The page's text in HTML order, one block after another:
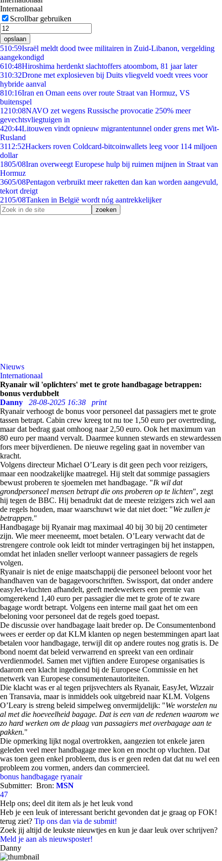
Internationaal
Scrollbar gebruiken
opslaan
510:59Israël meldt dood twee militairen in Zuid-Libanon, vergelding
aangekondigd
610:48Hiroshima herdenkt slachtoffers atoombom, 81 jaar later
310:32Drone met explosieven bij Duits vliegveld voedt vrees voor
hybride aanval
810:16Iran en Oman eens over route Straat van Hormuz, VS
buitenspel
1210:08NAVO zet wegens Russische provocatie 250% meer
gevechtsvliegtuigen in
420:44Litouwen vindt opnieuw migrantentunnel onder grens met Wit-
Rusland
3112:52Hackers roven Coldcard-bitcoinwallets leeg voor 114 miljoen
dollar
1805/08Iran overweegt Europese hulp bij ruimen mijnen in Straat van
Hormuz
3605/08Pentagon verbruikt meer raketten dan kan worden aangevuld,
tekort dreigt
2105/08Tanken in België wordt nóg aantrekkelijker
Nieuws
Internationaal
Ryanair wil 'oplichters' met te grote handbagage betrappen:
bonus verdubbelt
Danny
28-08-2025 16:38
print
Ryanair verhoogt de bonus voor personeel dat passagiers met te grote
tassen betrapt. Cabin crew kreeg tot nu toe 1,50 euro per overtreding,
maar dat bedrag gaat omhoog naar 2,50 euro. Ook het maximum van
80 euro per maand vervalt. Daarmee kunnen stewards en stewardessen
fors meer bijverdienen. De nieuwe regeling gaat in november van
kracht.
Volgens directeur Michael O’Leary is dit geen pech voor reizigers,
maar een noodzakelijke maatregel. Hij stelt dat sommige passagiers
bewust proberen te sjoemelen met handbagage. "Ik wil dat
grondpersoneel mensen betrapt die ons proberen op te lichten", zegt
hij tegen de BBC. Hij benadrukt dat de meeste reizigers zich wel aan
de regels houden, maar waarschuwt wie dat niet doet: "We zullen je
betrappen."
Handbagage bij Ryanair mag maximaal 40 bij 30 bij 20 centimeter
zijn. Wie meer meeneemt, moet betalen. O’Leary verwacht dat de
strengere controle ook leidt tot minder vertragingen bij het instappen,
omdat het inladen sneller verloopt wanneer passagiers de regels
volgen.
Ryanair is niet de enige maatschappij die personeel beloont voor het
handhaven van de bagagevoorschriften. Swissport, dat onder andere
easyJet-vluchten afhandelt, geeft medewerkers een premie van
omgerekend 1,40 euro per passagier die met te grote of te zware
bagage wordt betrapt. Volgens een interne mail gaat het om een
beloning voor personeel dat de regels goed toepast.
De discussie over handbagage laait breder op. De Consumentenbond
wees er eerder op dat KLM klanten op negen bestemmingen apart laat
betalen voor handbagage, terwijl dit op andere routes nog gratis is. De
bond noemt dat beleid verwarrend en spreekt van een ordinair
verdienmodel. Samen met vijftien andere Europese organisaties is
daarom een klacht ingediend bij de Europese Commissie en het
netwerk van Europese consumentenautoriteiten.
Die klacht was er al tegen prijsvechters als Ryanair, EasyJet, Wizzair
en Transavia, maar is inmiddels ook uitgebreid naar KLM. Volgens
O’Leary is streng beleid simpelweg onvermijdelijk: "We worstelen nu
al met die hoeveelheid bagage. Dat is een van de redenen waarom we
zo hard werken om de plaag van passagiers met overbagage aan te
pakken."
Die opmerking lijkt nogal overtrokken, aangezien tot enkele jaren
geleden veel meer handbagage mee kon en mocht op vluchten. Dat
was toen geen enkel probleem, dus is er geen reden dat dat nu wel een
probleem zou vormen, anders dan commercieel.
bonus handbagage ryanair
Submitter: Bron: MSN
47
Help ons; deel dit item als je het leuk vond
Heb je een leuk of interessant bericht gevonden dat je graag op FOK!
terug ziet? Tip ons dan via de submit!
Zoek jij altijd de leukste nieuwtjes en kun je daar leuk over schrijven?
Meld je aan als nieuwsposter!
Danny